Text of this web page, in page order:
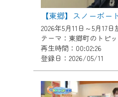
2026年5月11日～5月17日
テーマ：東郷町のトピ
再生時間：00:02:26
登録日：2026/05/11
作業の
ご不